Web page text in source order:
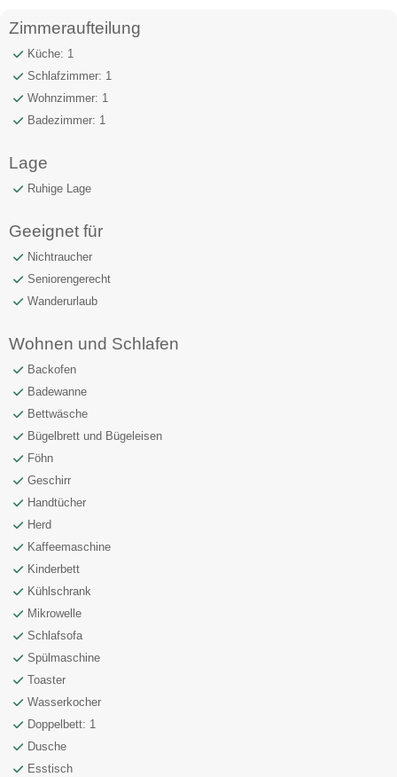
Zimmeraufteilung
Küche: 1
Schlafzimmer: 1
Wohnzimmer: 1
Badezimmer: 1
Lage
Ruhige Lage
Geeignet für
Nichtraucher
Seniorengerecht
Wanderurlaub
Wohnen und Schlafen
Backofen
Badewanne
Bettwäsche
Bügelbrett und Bügeleisen
Föhn
Geschirr
Handtücher
Herd
Kaffeemaschine
Kinderbett
Kühlschrank
Mikrowelle
Schlafsofa
Spülmaschine
Toaster
Wasserkocher
Doppelbett: 1
Dusche
Esstisch